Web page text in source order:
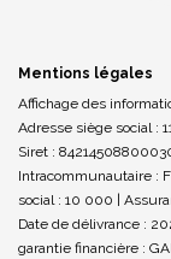
Mentions légales
Affichage des
Adresse siège social :
Siret :
Intracommunautaire :
social : 10 000 |
Date de délivrance :
garantie financière :